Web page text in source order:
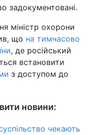
задокументовані.
міністр охорони
що на тимчасово
, де російський
встановити
з доступом до
новини:
чекають